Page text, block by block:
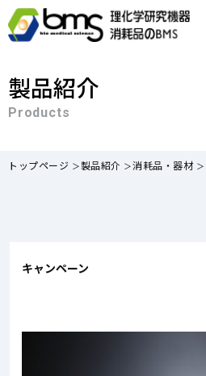
製品紹介
Products
トップページ 製品紹介 消耗品・器材
キャンペーン